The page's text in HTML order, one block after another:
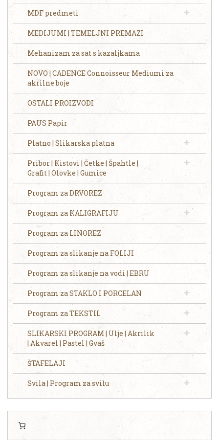
MDF predmeti
MEDIJUMI | TEMELJNI PREMAZI
Mehanizam za sat s kazaljkama
NOVO | CADENCE Connoisseur Mediumi za
akrilne boje
OSTALI PROIZVODI
PAUS Papir
Platno | Slikarska platna
Pribor | Kistovi | Četke | Špahtle |
Grafit | Olovke | Gumice
Program za DRVOREZ
Program za KALIGRAFIJU
Program za LINOREZ
Program za slikanje na FOLIJI
Program za slikanje na vodi | EBRU
Program za STAKLO I PORCELAN
Program za TEKSTIL
SLIKARSKI PROGRAM | Ulje | Akrilik
| Akvarel | Pastel | Gvaš
ŠTAFELAJI
Svila | Program za svilu